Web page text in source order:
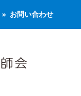
お問い合わせ